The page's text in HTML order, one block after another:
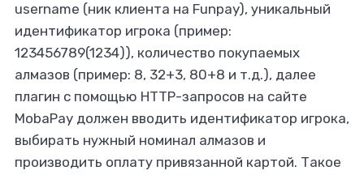
username (ник клиента на Funpay), уникальный
идентификатор игрока (пример:
123456789(1234)), количество покупаемых
алмазов (пример: 8, 32+3, 80+8 и т.д.), далее
плагин с помощью HTTP-запросов на сайте
MobaPay должен вводить идентификатор игрока,
выбирать нужный номинал алмазов и
производить оплату привязанной картой. Такое